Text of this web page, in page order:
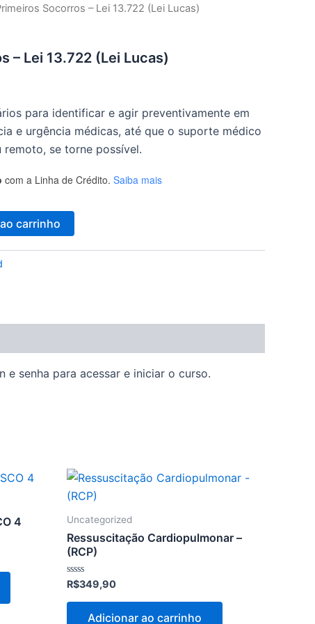
Socorros – Lei 13.722 (Lei Lucas)
– Lei 13.722 (Lei Lucas)
para identificar e agir preventivamente em
e urgência médicas, até que o suporte médico
se torne possível.
com a Linha de Crédito. Saiba mais
carrinho
senha para acessar e iniciar o curso.
4 Uncategorized
Ressuscitação Cardiopulmonar –
(RCP)
Avaliação
de
R$349,90
Adicionar ao carrinho